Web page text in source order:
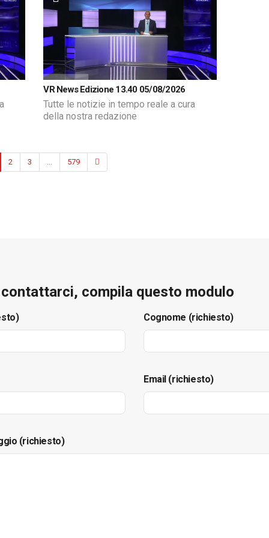
VR News Edizione 13.40 05/08/2026
Tutte le notizie in tempo reale a cura
della nostra redazione
2 3 ... 579
contattarci, compila questo modulo
Cognome (richiesto)
Email (richiesto)
(richiesto)